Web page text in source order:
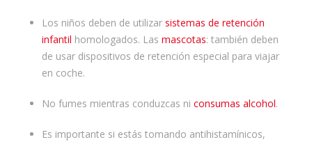
Los niños deben de utilizar sistemas de retención
infantil homologados. Las mascotas: también deben
de usar dispositivos de retención especial para viajar
en coche.
No fumes mientras conduzcas ni consumas alcohol.
Es importante si estás tomando antihistamínicos,